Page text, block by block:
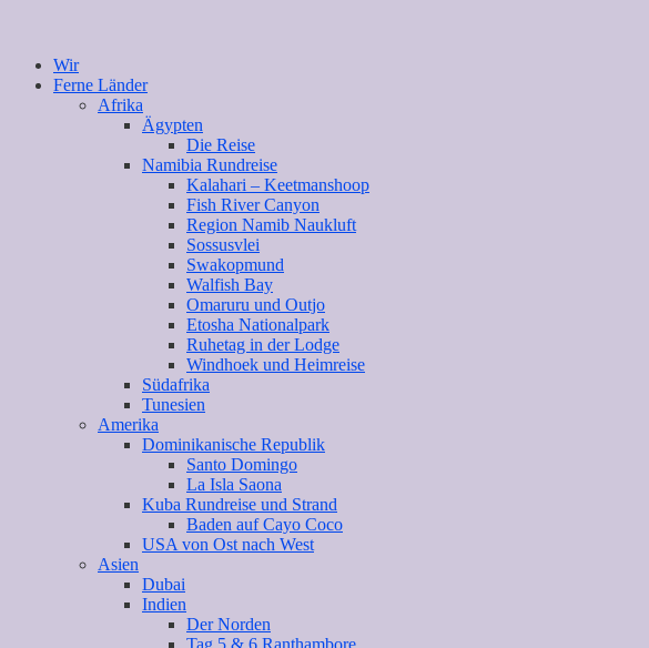
Wir
Ferne Länder
Afrika
Ägypten
Die Reise
Namibia Rundreise
Kalahari – Keetmanshoop
Fish River Canyon
Region Namib Naukluft
Sossusvlei
Swakopmund
Walfish Bay
Omaruru und Outjo
Etosha Nationalpark
Ruhetag in der Lodge
Windhoek und Heimreise
Südafrika
Tunesien
Amerika
Dominikanische Republik
Santo Domingo
La Isla Saona
Kuba Rundreise und Strand
Baden auf Cayo Coco
USA von Ost nach West
Asien
Dubai
Indien
Der Norden
Tag 5 & 6 Ranthambore